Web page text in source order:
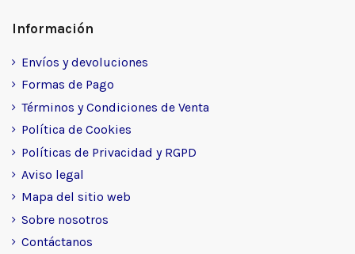
Información
Envíos y devoluciones
Formas de Pago
Términos y Condiciones de Venta
Política de Cookies
Políticas de Privacidad y RGPD
Aviso legal
Mapa del sitio web
Sobre nosotros
Contáctanos